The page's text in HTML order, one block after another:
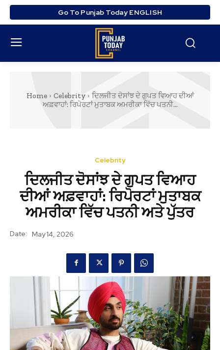
Go To Punjab Today ENGLISH
Home Celebrity
ਦਿਲਜੀਤ ਦੋਸਾਂਝ ਦੇ ਗੁਪਤ ਵਿਆਹ ਦੀਆਂ
ਅਫ਼ਵਾਹਾਂ: ਰਿਪੋਰਟਾਂ ਮੁਤਾਬਕ ਅਮਰੀਕਾ ਵਿੱਚ ਪਤਨੀ...
Celebrity
ਦਿਲਜੀਤ ਦੋਸਾਂਝ ਦੇ ਗੁਪਤ ਵਿਆਹ
ਦੀਆਂ ਅਫ਼ਵਾਹਾਂ: ਰਿਪੋਰਟਾਂ ਮੁਤਾਬਕ
ਅਮਰੀਕਾ ਵਿੱਚ ਪਤਨੀ ਅਤੇ ਪੁੱਤਰ
Date: May 14, 2026